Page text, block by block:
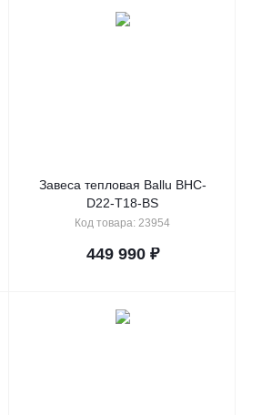
Завеса тепловая Ballu BHC-
D22-T18-BS
Код товара: 23954
449 990₽